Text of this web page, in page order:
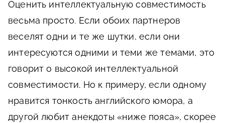
Оценить интеллектуальную совместимость
весьма просто. Если обоих партнеров
веселят одни и те же шутки, если они
интересуются одними и теми же темами, это
говорит о высокой интеллектуальной
совместимости. Но к примеру, если одному
нравится тонкость английского юмора, а
другой любит анекдоты «ниже пояса», скорее